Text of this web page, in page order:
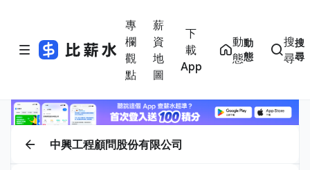
專
欄
觀
點
薪
資
地
圖
下
載
App
動
態
動
態
搜
尋
搜
尋
中興工程顧問股份有限公司